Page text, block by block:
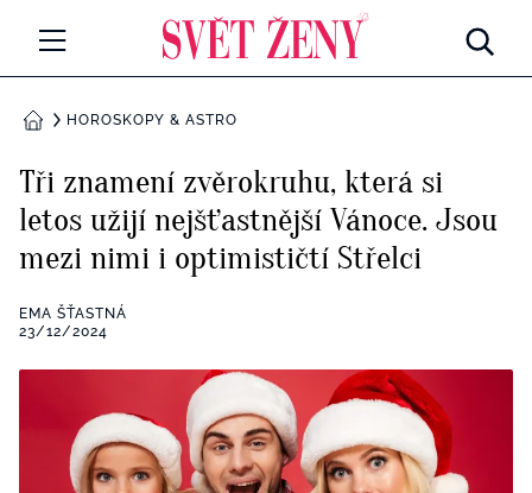
Všechny kategorie
Rozhovory
RETROHUBKY
Všechny kategorie
Seberozvoj
Všechny kategorie
Životní styl
ZÁBAVA
Všechny kategorie
BYDLENÍ
DOMŮHOROSKOPY & ASTRO
Tři znamení zvěrokruhu, která si
letos užijí nejšťastnější Vánoce. Jsou
mezi nimi i optimističtí Střelci
EMA ŠŤASTNÁ
23/12/2024